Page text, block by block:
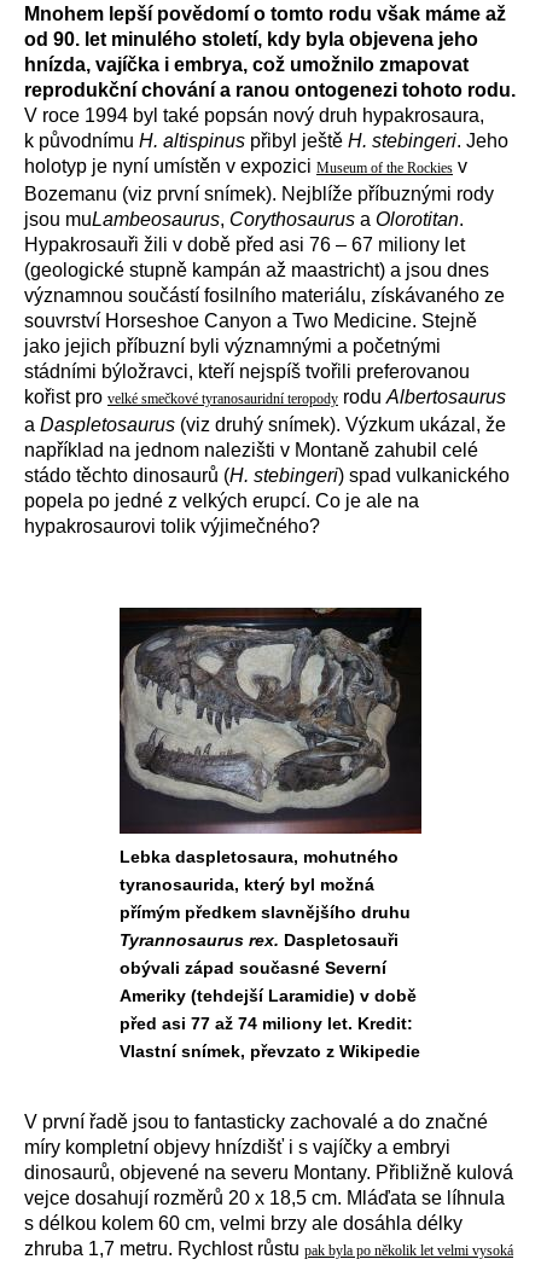
Mnohem lepší povědomí o tomto rodu však máme až
od 90. let minulého století, kdy byla objevena jeho
hnízda, vajíčka i embrya, což umožnilo zmapovat
reprodukční chování a ranou ontogenezi tohoto rodu.
V roce 1994 byl také popsán nový druh hypakrosaura,
k původnímu H. altispinus přibyl ještě H. stebingeri. Jeho
holotyp je nyní umístěn v expozici Museum of the Rockies v
Bozemanu (viz první snímek). Nejblíže příbuznými rody
jsou muLambeosaurus, Corythosaurus a Olorotitan.
Hypakrosauři žili v době před asi 76 – 67 miliony let
(geologické stupně kampán až maastricht) a jsou dnes
významnou součástí fosilního materiálu, získávaného ze
souvrství Horseshoe Canyon a Two Medicine. Stejně
jako jejich příbuzní byli významnými a početnými
stádními býložravci, kteří nejspíš tvořili preferovanou
kořist pro velké smečkové tyranosauridní teropody rodu Albertosaurus
a Daspletosaurus (viz druhý snímek). Výzkum ukázal, že
například na jednom nalezišti v Montaně zahubil celé
stádo těchto dinosaurů (H. stebingeri) spad vulkanického
popela po jedné z velkých erupcí. Co je ale na
hypakrosaurovi tolik výjimečného?
Lebka daspletosaura, mohutného
tyranosaurida, který byl možná
přímým předkem slavnějšího druhu
Tyrannosaurus rex. Daspletosauři
obývali západ současné Severní
Ameriky (tehdejší Laramidie) v době
před asi 77 až 74 miliony let. Kredit:
Vlastní snímek, převzato z Wikipedie
V první řadě jsou to fantasticky zachovalé a do značné
míry kompletní objevy hnízdišť i s vajíčky a embryi
dinosaurů, objevené na severu Montany. Přibližně kulová
vejce dosahují rozměrů 20 x 18,5 cm. Mláďata se líhnula
s délkou kolem 60 cm, velmi brzy ale dosáhla délky
zhruba 1,7 metru. Rychlost růstu pak byla po několik let velmi vysoká